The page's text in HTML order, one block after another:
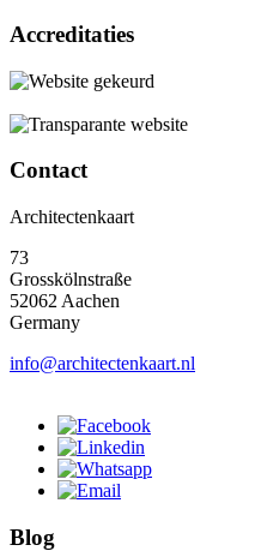
Accreditaties
Contact
Architectenkaart
73
Grosskölnstraße
52062 Aachen
Germany
info@architectenkaart.nl
Blog